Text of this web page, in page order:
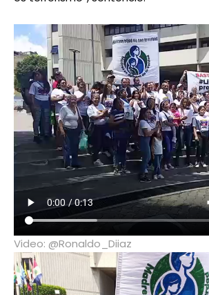
Video: @Ronaldo_Diiaz